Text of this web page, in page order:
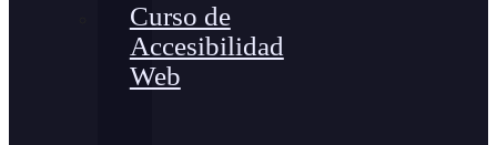
Curso de
Accesibilidad
Web